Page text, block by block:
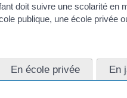
doit suivre une scolarité en
publique, une école privée
En école privée En